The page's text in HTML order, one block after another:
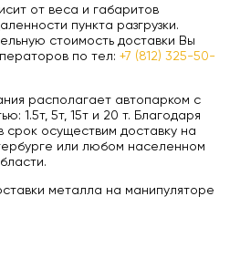
от веса и габаритов
пункта разгрузки.
стоимость доставки Вы
по тел: +7 (812) 325-50-
располагает автопарком с
1.5т, 5т, 15т и 20 т. Благодаря
срок осуществим доставку на
или любом населенном
металла на манипуляторе